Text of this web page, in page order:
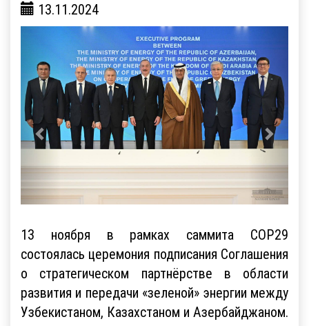
13.11.2024
13 ноября в рамках саммита COP29
состоялась церемония подписания Соглашения
о стратегическом партнёрстве в области
развития и передачи «зеленой» энергии между
Узбекистаном, Казахстаном и Азербайджаном.